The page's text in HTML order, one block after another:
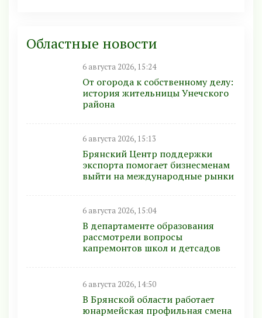
Областные новости
6 августа 2026, 15:24
От огорода к собственному делу:
история жительницы Унечского
района
6 августа 2026, 15:13
Брянский Центр поддержки
экспорта помогает бизнесменам
выйти на международные рынки
6 августа 2026, 15:04
В департаменте образования
рассмотрели вопросы
капремонтов школ и детсадов
6 августа 2026, 14:50
В Брянской области работает
юнармейская профильная смена